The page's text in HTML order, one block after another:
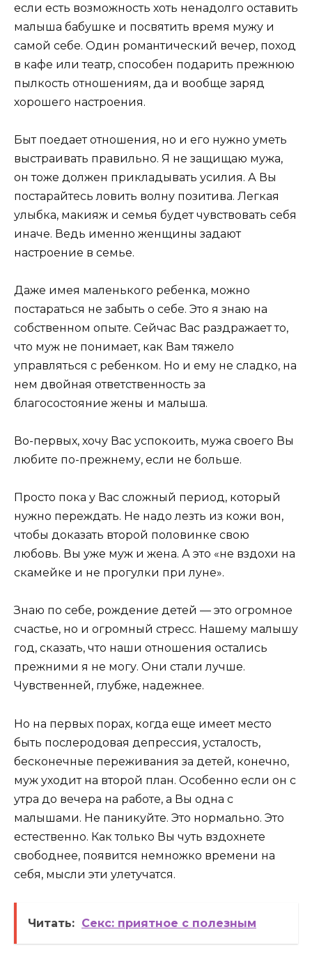
если есть возможность хоть ненадолго оставить
малыша бабушке и посвятить время мужу и
самой себе. Один романтический вечер, поход
в кафе или театр, способен подарить прежнюю
пылкость отношениям, да и вообще заряд
хорошего настроения.
Быт поедает отношения, но и его нужно уметь
выстраивать правильно. Я не защищаю мужа,
он тоже должен прикладывать усилия. А Вы
постарайтесь ловить волну позитива. Легкая
улыбка, макияж и семья будет чувствовать себя
иначе. Ведь именно женщины задают
настроение в семье.
Даже имея маленького ребенка, можно
постараться не забыть о себе. Это я знаю на
собственном опыте. Сейчас Вас раздражает то,
что муж не понимает, как Вам тяжело
управляться с ребенком. Но и ему не сладко, на
нем двойная ответственность за
благосостояние жены и малыша.
Во-первых, хочу Вас успокоить, мужа своего Вы
любите по-прежнему, если не больше.
Просто пока у Вас сложный период, который
нужно переждать. Не надо лезть из кожи вон,
чтобы доказать второй половинке свою
любовь. Вы уже муж и жена. А это «не вздохи на
скамейке и не прогулки при луне».
Знаю по себе, рождение детей — это огромное
счастье, но и огромный стресс. Нашему малышу
год, сказать, что наши отношения остались
прежними я не могу. Они стали лучше.
Чувственней, глубже, надежнее.
Но на первых порах, когда еще имеет место
быть послеродовая депрессия, усталость,
бесконечные переживания за детей, конечно,
муж уходит на второй план. Особенно если он с
утра до вечера на работе, а Вы одна с
малышами. Не паникуйте. Это нормально. Это
естественно. Как только Вы чуть вздохнете
свободнее, появится немножко времени на
себя, мысли эти улетучатся.
Читать: Секс: приятное с полезным